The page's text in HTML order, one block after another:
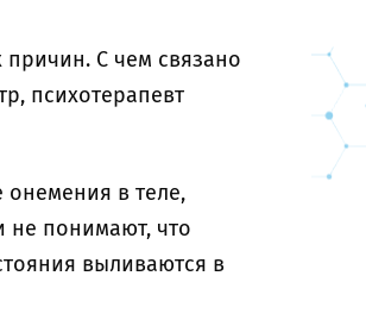
С чем связано
психотерапевт
в теле,
не понимают, что
выливаются в